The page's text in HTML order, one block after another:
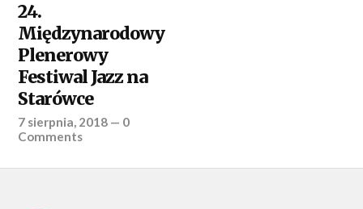
24.
Międzynarodowy
Plenerowy
Festiwal Jazz na
Starówce
7 sierpnia, 2018 — 0
Comments